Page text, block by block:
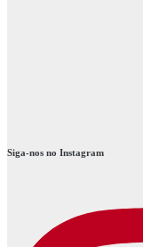
Siga-nos no Instagram